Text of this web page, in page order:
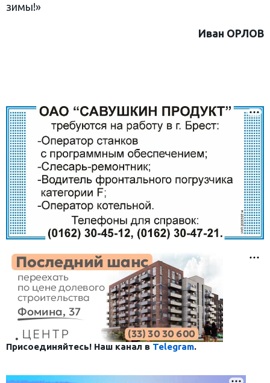
зимы!»
Иван ОРЛОВ
Присоединяйтесь! Наш канал в Telegram.